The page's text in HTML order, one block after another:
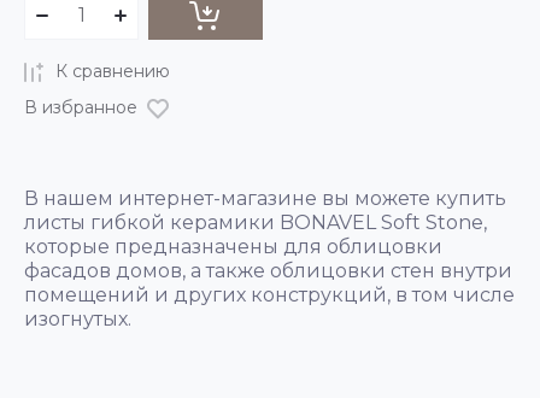
К сравнению
В избранное
В нашем интернет-магазине вы можете купить
листы гибкой керамики BONAVEL Soft Stone,
которые предназначены для облицовки
фасадов домов, а также облицовки стен внутри
помещений и других конструкций, в том числе
изогнутых.